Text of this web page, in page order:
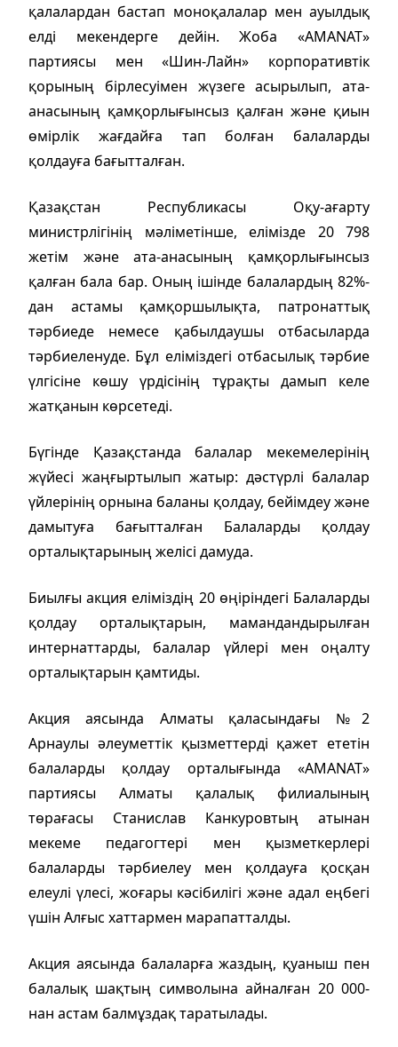
қалалардан бастап моноқалалар мен ауылдық
елді мекендерге дейін. Жоба «AMANAT»
партиясы мен «Шин-Лайн» корпоративтік
қорының бірлесуімен жүзеге асырылып, ата-
анасының қамқорлығынсыз қалған және қиын
өмірлік жағдайға тап болған балаларды
қолдауға бағытталған.
Қазақстан Республикасы Оқу-ағарту
министрлігінің мәліметінше, елімізде 20 798
жетім және ата-анасының қамқорлығынсыз
қалған бала бар. Оның ішінде балалардың 82%-
дан астамы қамқоршылықта, патронаттық
тәрбиеде немесе қабылдаушы отбасыларда
тәрбиеленуде. Бұл еліміздегі отбасылық тәрбие
үлгісіне көшу үрдісінің тұрақты дамып келе
жатқанын көрсетеді.
Бүгінде Қазақстанда балалар мекемелерінің
жүйесі жаңғыртылып жатыр: дәстүрлі балалар
үйлерінің орнына баланы қолдау, бейімдеу және
дамытуға бағытталған Балаларды қолдау
орталықтарының желісі дамуда.
Биылғы акция еліміздің 20 өңіріндегі Балаларды
қолдау орталықтарын, мамандандырылған
интернаттарды, балалар үйлері мен оңалту
орталықтарын қамтиды.
Акция аясында Алматы қаласындағы №2
Арнаулы әлеуметтік қызметтерді қажет ететін
балаларды қолдау орталығында «AMANAT»
партиясы Алматы қалалық филиалының
төрағасы Станислав Канкуровтың атынан
мекеме педагогтері мен қызметкерлері
балаларды тәрбиелеу мен қолдауға қосқан
елеулі үлесі, жоғары кәсібилігі және адал еңбегі
үшін Алғыс хаттармен марапатталды.
Акция аясында балаларға жаздың, қуаныш пен
балалық шақтың символына айналған 20 000-
нан астам балмұздақ таратылады.